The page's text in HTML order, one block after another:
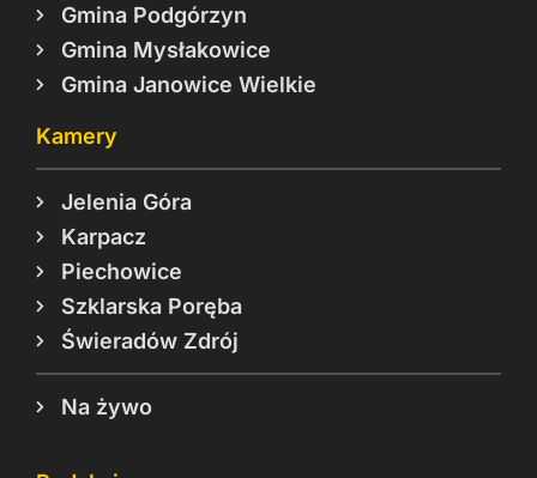
Gmina Podgórzyn
Gmina Mysłakowice
Gmina Janowice Wielkie
Kamery
Jelenia Góra
Karpacz
Piechowice
Szklarska Poręba
Świeradów Zdrój
Na żywo